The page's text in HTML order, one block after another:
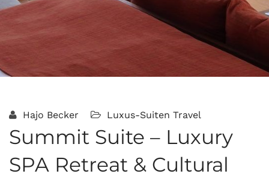
Hajo Becker Luxus-Suiten Travel
Summit Suite – Luxury
SPA Retreat & Cultural